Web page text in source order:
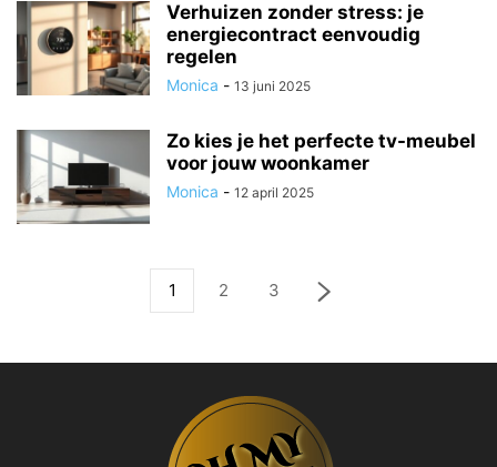
Verhuizen zonder stress: je
energiecontract eenvoudig
regelen
Monica - 13 juni 2025
Zo kies je het perfecte tv-meubel
voor jouw woonkamer
Monica - 12 april 2025
1 2 3